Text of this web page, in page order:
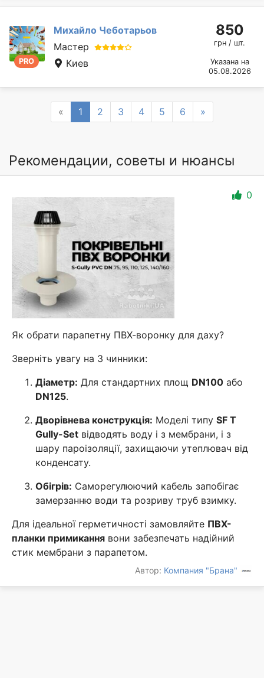
PRO
Михайло Чеботарьов
Мастер
Киев
850
грн / шт.
Указана на
05.08.2026
« Previous
1 2 3 4 5 6 »
Рекомендации, советы и нюансы
0
Як обрати парапетну ПВХ-воронку для даху?
Зверніть увагу на 3 чинники:
Діаметр: Для стандартних площ DN100 або
DN125.
Дворівнева конструкція: Моделі типу SF T
Gully-Set відводять воду і з мембрани, і з
шару пароізоляції, захищаючи утеплювач від
конденсату.
Обігрів: Саморегулюючий кабель запобігає
замерзанню води та розриву труб взимку.
Для ідеальної герметичності замовляйте ПВХ-
планки примикання вони забезпечать надійний
стик мембрани з парапетом.
Автор: Компания "Брана"